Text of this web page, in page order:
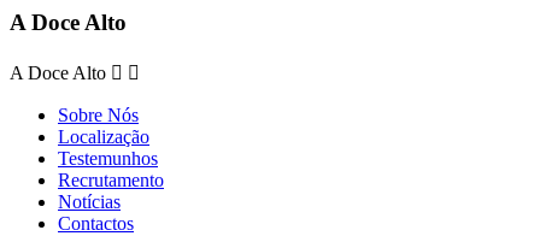
A Doce Alto
A Doce Alto  
Sobre Nós
Localização
Testemunhos
Recrutamento
Notícias
Contactos